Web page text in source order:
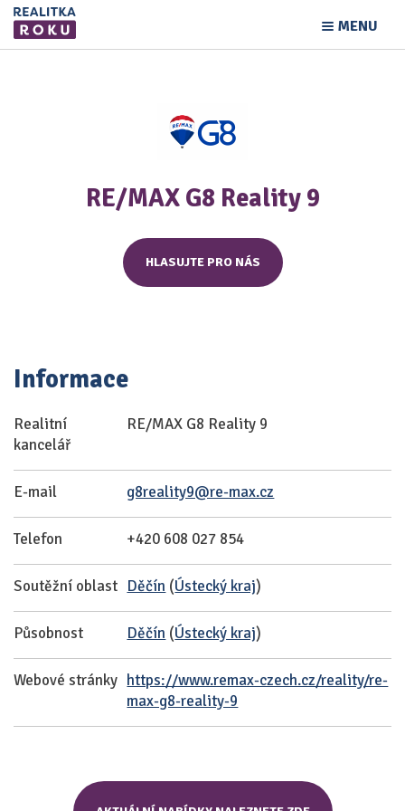
MENU
RE/MAX G8 Reality 9
HLASUJTE PRO NÁS
Informace
Realitní
kancelář
RE/MAX G8 Reality 9
E-mail g8reality9@re-max.cz
Telefon +420 608 027 854
Soutěžní oblast Děčín (Ústecký kraj)
Působnost Děčín (Ústecký kraj)
Webové stránky https://www.remax-czech.cz/reality/re-
max-g8-reality-9